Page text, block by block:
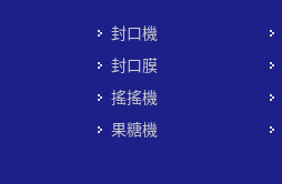
封口機
封口膜
搖搖機
果糖機